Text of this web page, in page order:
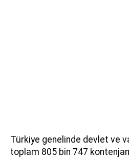
Türkiye genelinde devlet ve
toplam 805 bin 747 kontenjan